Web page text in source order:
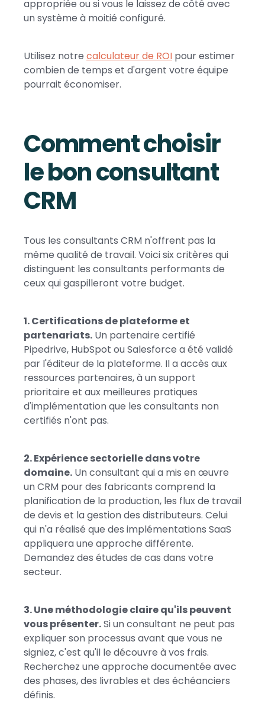
appropriée ou si vous le laissez de côté avec
un système à moitié configuré.
Utilisez notre calculateur de ROI pour estimer
combien de temps et d'argent votre équipe
pourrait économiser.
Comment choisir
le bon consultant
CRM
Tous les consultants CRM n'offrent pas la
même qualité de travail. Voici six critères qui
distinguent les consultants performants de
ceux qui gaspilleront votre budget.
1. Certifications de plateforme et
partenariats. Un partenaire certifié
Pipedrive, HubSpot ou Salesforce a été validé
par l'éditeur de la plateforme. Il a accès aux
ressources partenaires, à un support
prioritaire et aux meilleures pratiques
d'implémentation que les consultants non
certifiés n'ont pas.
2. Expérience sectorielle dans votre
domaine. Un consultant qui a mis en œuvre
un CRM pour des fabricants comprend la
planification de la production, les flux de travail
de devis et la gestion des distributeurs. Celui
qui n'a réalisé que des implémentations SaaS
appliquera une approche différente.
Demandez des études de cas dans votre
secteur.
3. Une méthodologie claire qu'ils peuvent
vous présenter.Si un consultant ne peut pas
expliquer son processus avant que vous ne
signiez, c'est qu'il le découvre à vos frais.
Recherchez une approche documentée avec
des phases, des livrables et des échéanciers
définis.